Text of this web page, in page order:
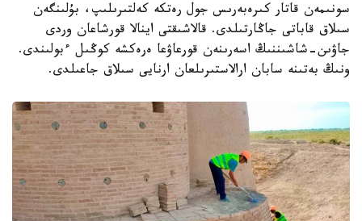
سونىمەن قاتار كىرەبەرىس جول رەتكە كەلتىرىلىپ، بۇلىنگەن
سىلاق قاباتى جاڭارتىلدى. قالاشىقتى اينالا قورشاعان وردى
جاۋىن-شاشىننىڭ اسەرىنەن قورعاۋعا ەرەكشە كوڭىل ءبولىندى.
ونىڭ بەتىنە سابان ارالاستىرىلعان ارنايى سىلاق جاعىلدى.